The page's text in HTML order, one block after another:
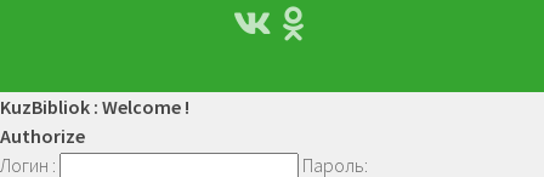
KuzBibliok : Welcome !
Authorize
Логин :
Пароль: